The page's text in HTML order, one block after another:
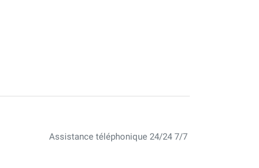
Assistance téléphonique 24/24 7/7